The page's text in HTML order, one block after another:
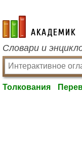
academic.ru
Словари и
Толкования